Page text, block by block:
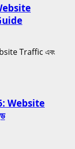
Website